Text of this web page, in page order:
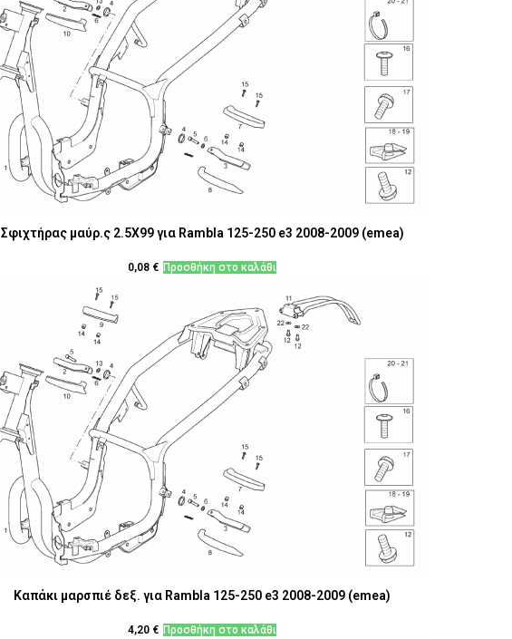
Σφιχτήρας μαύρ.ς 2.5X99 για Rambla 125-250 e3 2008-2009 (emea)
0,08 € Προσθήκη στο καλάθι
Καπάκι μαρσπιέ δεξ. για Rambla 125-250 e3 2008-2009 (emea)
4,20 € Προσθήκη στο καλάθι